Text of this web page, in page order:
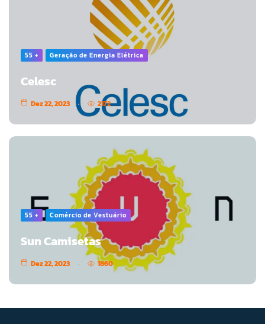
55 + Geração de Energia Elétrica
Celesc
Dez 22, 2023 2172
55 + Comércio de Vestuário
Sun Camisetas
Dez 22, 2023 1860